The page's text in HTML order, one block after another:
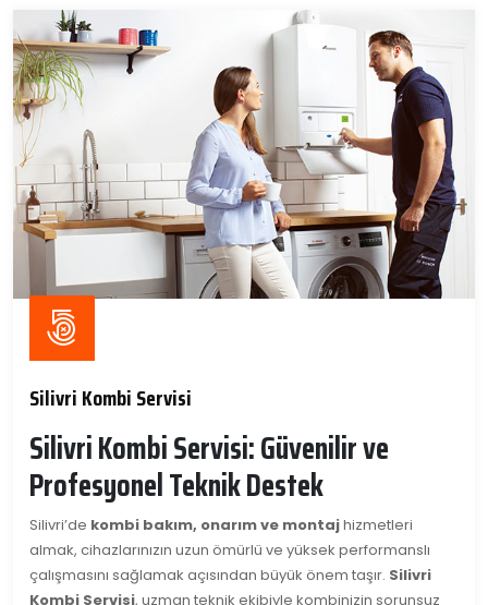
Silivri Kombi Servisi
Silivri Kombi Servisi: Güvenilir ve
Profesyonel Teknik Destek
Silivri’de kombi bakım, onarım ve montajhizmetleri
almak, cihazlarınızın uzun ömürlü ve yüksek performanslı
çalışmasını sağlamak açısından büyük önem taşır. Silivri
Kombi Servisi, uzman teknik ekibiyle kombinizin sorunsuz